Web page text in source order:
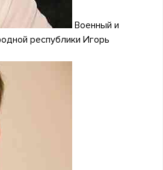
Военный и
республики Игорь